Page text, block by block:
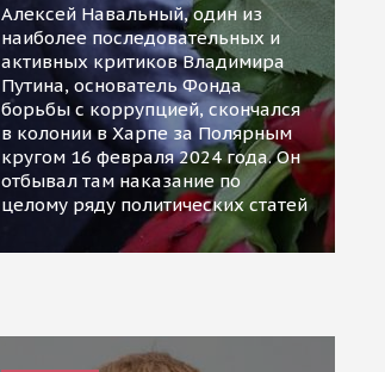
Алексей Навальный, один из
наиболее последовательных и
активных критиков Владимира
Путина, основатель Фонда
борьбы с коррупцией, скончался
в колонии в Харпе за Полярным
кругом 16 февраля 2024 года. Он
отбывал там наказание по
целому ряду политических статей